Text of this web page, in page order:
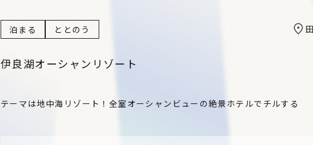
泊まる ととのう
伊良湖オーシャンリゾート
テーマは地中海リゾート！全室オーシャンビューの絶景ホテルでチルする